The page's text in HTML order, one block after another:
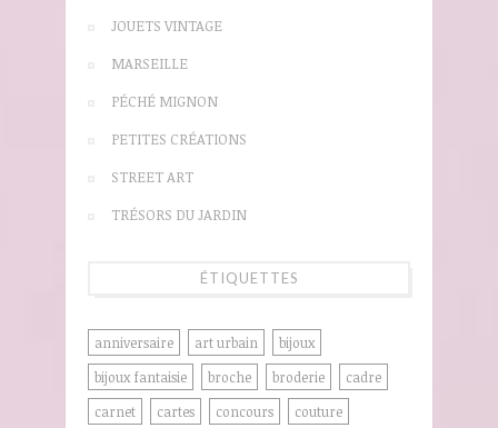
JOUETS VINTAGE
MARSEILLE
PÉCHÉ MIGNON
PETITES CRÉATIONS
STREET ART
TRÉSORS DU JARDIN
ÉTIQUETTES
anniversaire art urbain
bijoux
bijoux fantaisie
broche broderie
cadre
carnet
cartes concours
couture